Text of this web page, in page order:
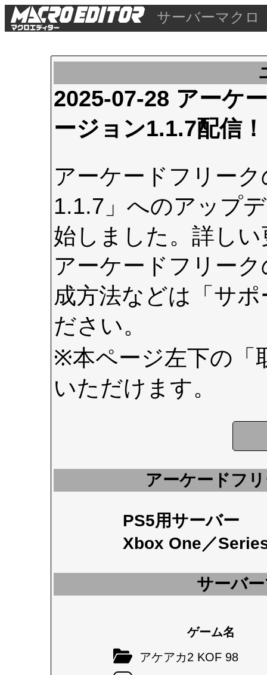
サーバーマクロ
2025-07-28 アーケ
ージョン1.1.7配信！
アーケードフリー
1.1.7」へのアップ
始しました。詳し
アーケードフリー
成方法などは 「サ
ださい。
※本ページ左下の
いただけます。
アーケードフ
PS5用サーバー
Xbox One／
サーバ
ゲーム名
アケアカ2 KOF 98